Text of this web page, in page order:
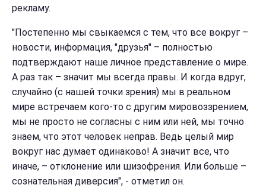
рекламу.
"Постепенно мы свыкаемся с тем, что все вокруг –
новости, информация, "друзья" – полностью
подтверждают наше личное представление о мире.
А раз так – значит мы всегда правы. И когда вдруг,
случайно (с нашей точки зрения) мы в реальном
мире встречаем кого-то с другим мировоззрением,
мы не просто не согласны с ним или ней, мы точно
знаем, что этот человек неправ. Ведь целый мир
вокруг нас думает одинаково! А значит все, что
иначе, – отклонение или шизофрения. Или больше –
сознательная диверсия", - отметил он.